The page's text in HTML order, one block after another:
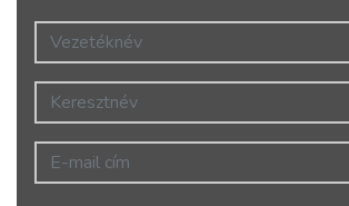
Vezetéknév
Keresztnév
E-mail cím